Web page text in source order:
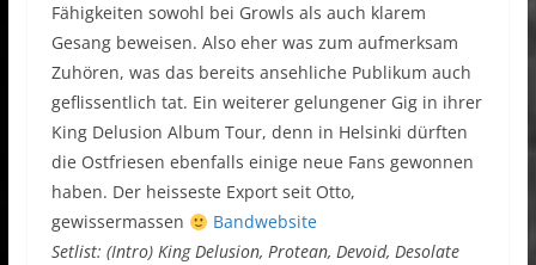
Fähigkeiten sowohl bei Growls als auch klarem
Gesang beweisen. Also eher was zum aufmerksam
Zuhören, was das bereits ansehliche Publikum auch
geflissentlich tat. Ein weiterer gelungener Gig in ihrer
King Delusion Album Tour, denn in Helsinki dürften
die Ostfriesen ebenfalls einige neue Fans gewonnen
haben. Der heisseste Export seit Otto,
gewissermassen
Bandwebsite
Setlist: (Intro) King Delusion, Protean, Devoid, Desolate